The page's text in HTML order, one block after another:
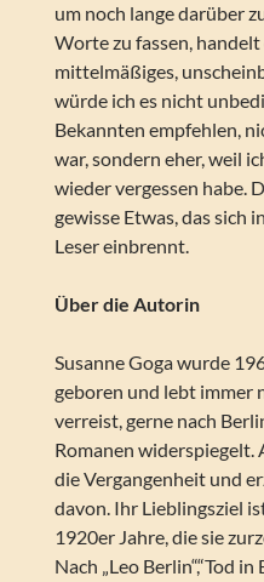
um noch lange darüber
Worte zu fassen,
mittelmäßiges,
würde ich es nicht
Bekannten empfehlen,
war, sondern eher, weil
wieder vergessen habe.
gewisse Etwas, das sich
Leser einbrennt.
Über die Autorin
Susanne Goga wurde
geboren und lebt immer
verreist, gerne nach
Romanen widerspiegelt.
die Vergangenheit und
davon. Ihr Lieblingsziel
1920er Jahre, die sie
Nach „Leo Berlin“,“Tod